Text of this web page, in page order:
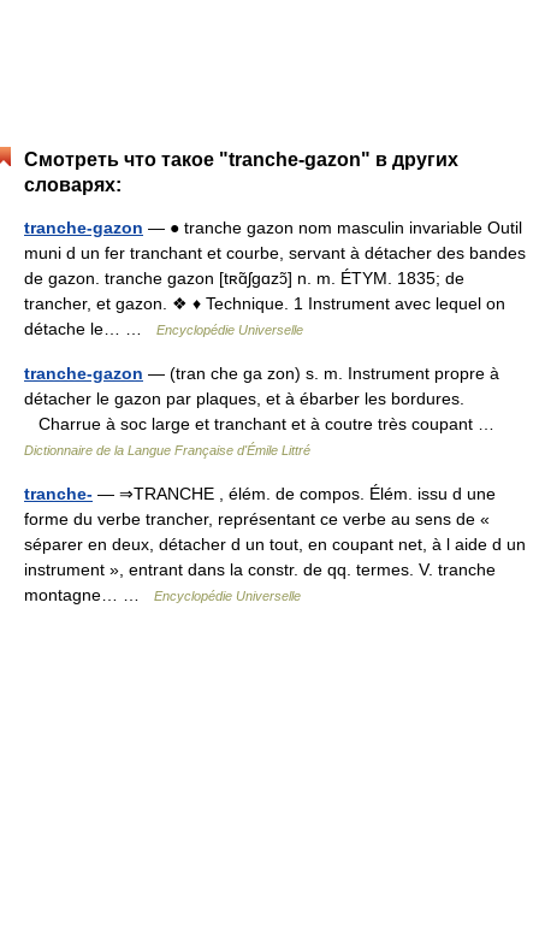
Смотреть что такое "tranche-gazon" в других
словарях:
tranche-gazon — ● tranche gazon nom masculin invariable Outil
muni d un fer tranchant et courbe, servant à détacher des bandes
de gazon. tranche gazon [tʀɑ̃ʃgɑzɔ̃] n. m. ÉTYM. 1835; de
trancher, et gazon. ❖ ♦ Technique. 1 Instrument avec lequel on
détache le… …
Encyclopédie Universelle
tranche-gazon — (tran che ga zon) s. m. Instrument propre à
détacher le gazon par plaques, et à ébarber les bordures.
Charrue à soc large et tranchant et à coutre très coupant …
Dictionnaire de la Langue Française d'Émile Littré
tranche- — ⇒TRANCHE , élém. de compos. Élém. issu d une
forme du verbe trancher, représentant ce verbe au sens de «
séparer en deux, détacher d un tout, en coupant net, à l aide d un
instrument », entrant dans la constr. de qq. termes. V. tranche
montagne… …
Encyclopédie Universelle